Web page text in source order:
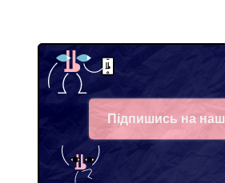
Підпишись на наш
Telegram